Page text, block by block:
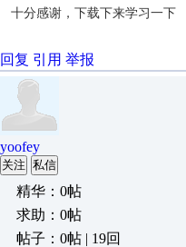
十分感谢，下载下来学习一下
回复 引用 举报
yoofey
关注 私信
精华：0帖
求助：0帖
帖子：0帖 | 19回